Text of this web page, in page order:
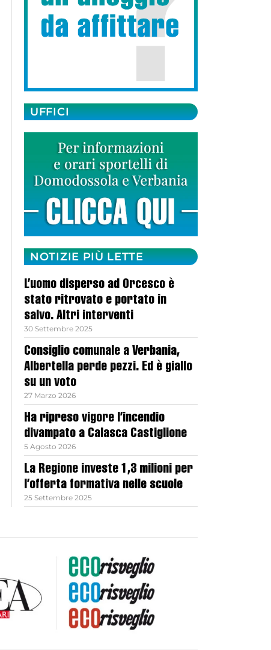
UFFICI
NOTIZIE PIÙ LETTE
L’uomo disperso ad Orcesco è
stato ritrovato e portato in
salvo. Altri interventi
30 Settembre 2025
Consiglio comunale a Verbania,
Albertella perde pezzi. Ed è giallo
su un voto
27 Marzo 2026
Ha ripreso vigore l’incendio
divampato a Calasca Castiglione
5 Agosto 2026
La Regione investe 1,3 milioni per
l’offerta formativa nelle scuole
25 Settembre 2025